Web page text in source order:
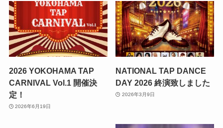
2026 YOKOHAMA TAP
CARNIVAL Vol.1 開催決
定！
2026年6月19日
NATIONAL TAP DANCE
DAY 2026 終演致しました
2026年3月9日